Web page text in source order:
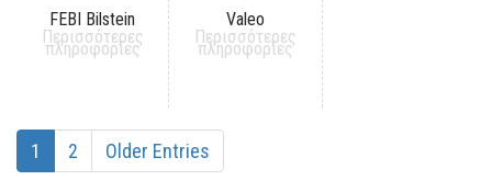
FEBI Bilstein
Περισσότερες
πληροφορίες
Valeo
Περισσότερες
πληροφορίες
1 2 Older Entries